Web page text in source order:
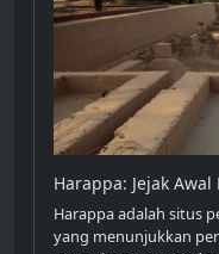
Harappa: Jejak
Harappa adalah situs
yang menunjukkan